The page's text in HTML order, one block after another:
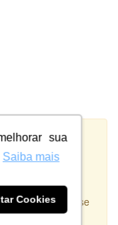
sua
Saiba mais
Cookies
qualidades que se